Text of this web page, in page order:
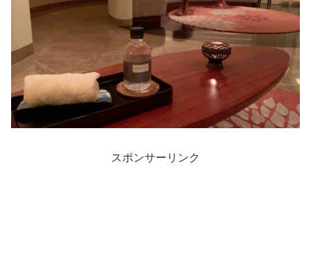
スポンサーリンク